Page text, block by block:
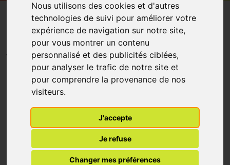
Nous utilisons des cookies et d'autres
technologies de suivi pour améliorer votre
expérience de navigation sur notre site,
pour vous montrer un contenu
personnalisé et des publicités ciblées,
pour analyser le trafic de notre site et
pour comprendre la provenance de nos
visiteurs.
J'accepte
Je refuse
Changer mes préférences
Aromaderm Gel Labial Labiarom
Tube 5ml
PRANAROM
%